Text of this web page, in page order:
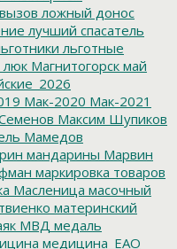
ложный донос
лучший спасатель
льготные
люк Магнитогорск май
Мак-2020 Мак-2021
Максим Шупиков
Мамедов
мандарины Марвин
маркировка товаров
Масленица масочный
материнский
МВД медаль
медицина_ЕАО